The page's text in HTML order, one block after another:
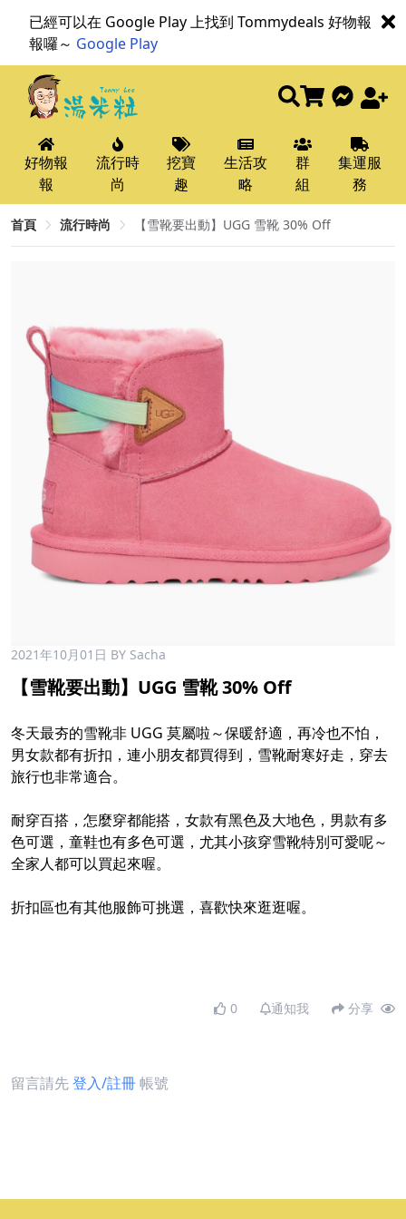
已經可以在 Google Play 上找到 Tommydeals 好物報
報囉～ Google Play
好物報
報
流行時
尚
挖寶
趣
生活攻
略
群
組
集運服
務
首頁 流行時尚 【雪靴要出動】UGG 雪靴 30% Off
2021年10月01日 BY Sacha
【雪靴要出動】UGG 雪靴 30% Off
冬天最夯的雪靴非 UGG 莫屬啦～保暖舒適，再冷也不怕，
男女款都有折扣，連小朋友都買得到，雪靴耐寒好走，穿去
旅行也非常適合。
耐穿百搭，怎麼穿都能搭，女款有黑色及大地色，男款有多
色可選，童鞋也有多色可選，尤其小孩穿雪靴特別可愛呢～
全家人都可以買起來喔。
折扣區也有其他服飾可挑選，喜歡快來逛逛喔。
0 通知我 分享
留言請先登入/註冊帳號